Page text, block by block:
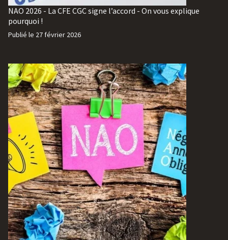
NAO 2026 - La CFE CGC signe l’accord - On vous explique
pourquoi !
Publié le 27 février 2026